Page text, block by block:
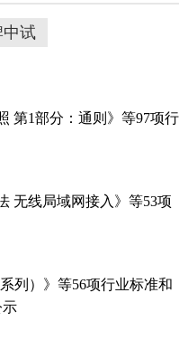
中试
第1部分：通则》等97项行
无线局域网接入》等53项
列）》等56项行业标准和
示